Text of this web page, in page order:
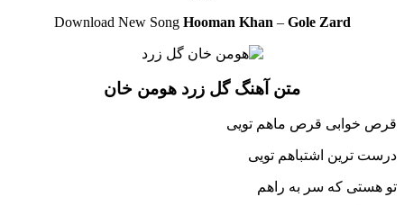
Download New Song Hooman Khan – Gole Zard
متن آهنگ گل زرد هومن خان
قرص خوابی قرص ماهم تویی
درست ترین اشتباهم تویی
تو هستی که سر به راهم